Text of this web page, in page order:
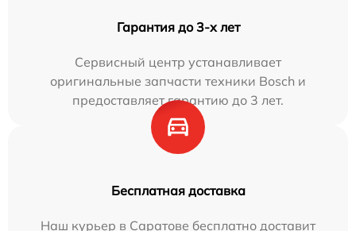
Гарантия до 3-х лет
Сервисный центр устанавливает
оригинальные запчасти техники Bosch и
предоставляет гарантию до 3 лет.
Бесплатная доставка
Наш курьер в Саратове бесплатно доставит